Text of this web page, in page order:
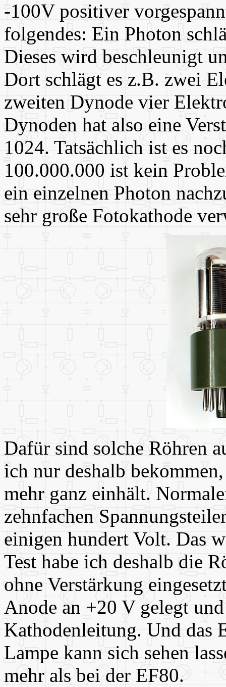
-100V positiver
folgendes: Ein Photon
Dieses wird beschleunigt
Dort schlägt es z.B. zwei
zweiten Dynode vier
Dynoden hat also eine
1024. Tatsächlich ist es
100.000.000 ist kein
ein einzelnen Photon
sehr große Fotokathode
Dafür sind solche Röhren
ich nur deshalb
mehr ganz einhält.
zehnfachen
einigen hundert Volt. Das
Test habe ich deshalb die
ohne Verstärkung
Anode an +20 V gelegt
Kathodenleitung. Und das
Lampe kann sich sehen
mehr als bei der EF80.